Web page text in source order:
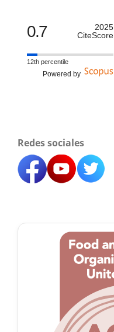
0.7
2025
CiteScore
12th percentile
Powered by
Redes sociales